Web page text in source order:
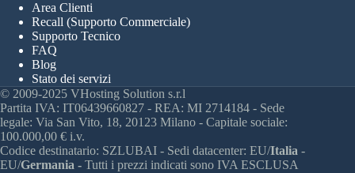
Area Clienti
Recall (Supporto Commerciale)
Supporto Tecnico
FAQ
Blog
Stato dei servizi
© 2009-2025 VHosting Solution s.r.l
Partita IVA: IT06439660827 - REA: MI 2714184 - Sede
legale: Via San Vito, 18, 20123 Milano - Capitale sociale:
100.000,00 € i.v.
Codice destinatario: SZLUBAI - Sedi datacenter: EU/Italia -
EU/Germania - Tutti i prezzi indicati sono IVA ESCLUSA